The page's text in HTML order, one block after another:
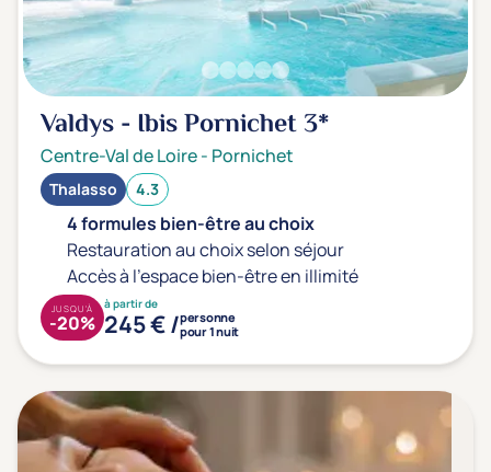
Valdys - Ibis Pornichet3*
Centre-Val de Loire- Pornichet
Thalasso 4.3
4 formules bien-être au choix
Restauration au choix selon séjour
Accès à l'espace bien-être en illimité
à partir de
245 € /personne
pour 1 nuit
JUSQU'À
-20%